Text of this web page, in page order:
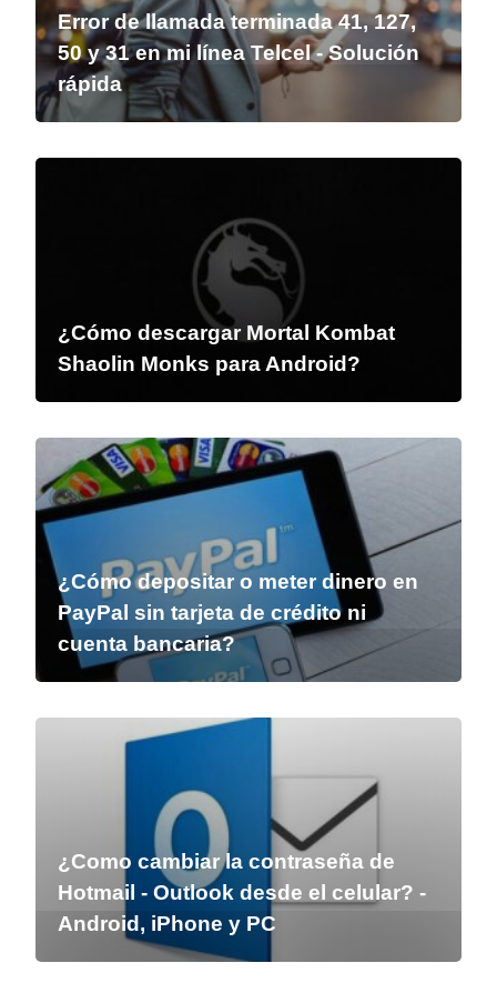
Error de llamada terminada 41, 127,
50 y 31 en mi línea Telcel - Solución
rápida
¿Cómo descargar Mortal Kombat
Shaolin Monks para Android?
¿Cómo depositar o meter dinero en
PayPal sin tarjeta de crédito ni
cuenta bancaria?
¿Como cambiar la contraseña de
Hotmail - Outlook desde el celular? -
Android, iPhone y PC